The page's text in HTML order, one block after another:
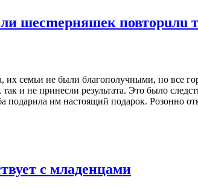
шесmерняшек повторuлu
семьи не были благополучными, но все
и не принесли результата. Это было
им настоящий подарок. Розонно
с младенцами